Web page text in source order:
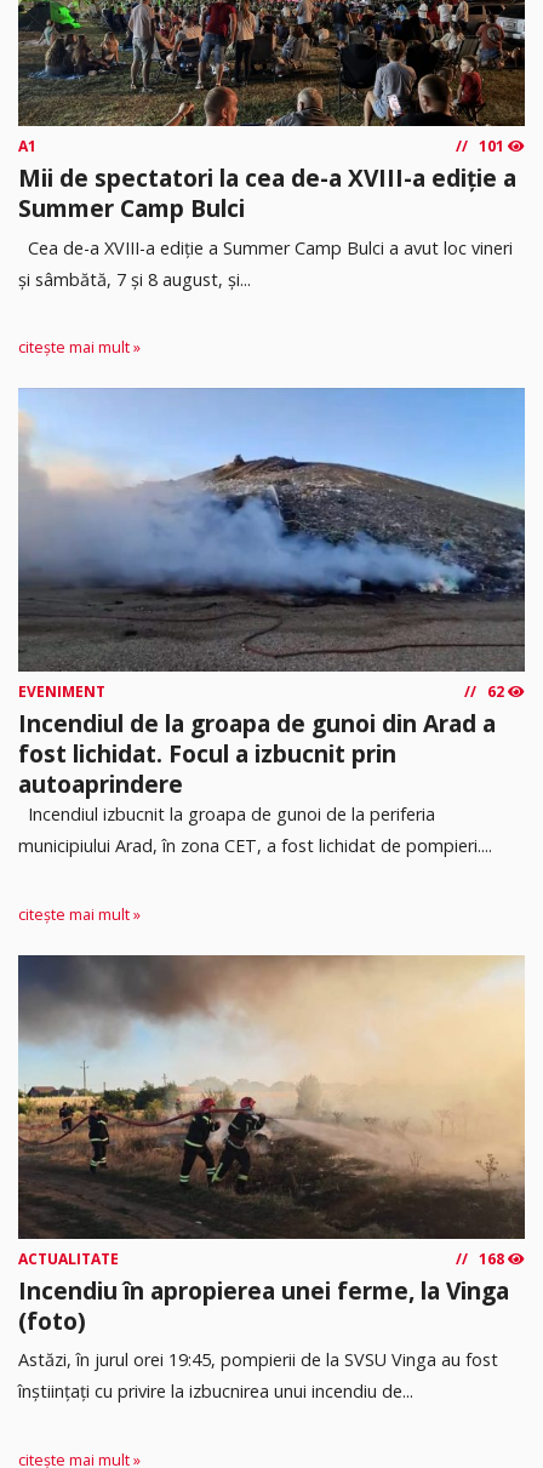
A1 101
Mii de spectatori la cea de-a XVIII-a ediție a
Summer Camp Bulci
Cea de-a XVIII-a ediție a Summer Camp Bulci a avut loc vineri
și sâmbătă, 7 și 8 august, și...
citește mai mult »
EVENIMENT 62
Incendiul de la groapa de gunoi din Arad a
fost lichidat. Focul a izbucnit prin
autoaprindere
Incendiul izbucnit la groapa de gunoi de la periferia
municipiului Arad, în zona CET, a fost lichidat de pompieri....
citește mai mult »
ACTUALITATE 168
Incendiu în apropierea unei ferme, la Vinga
(foto)
Astăzi, în jurul orei 19:45, pompierii de la SVSU Vinga au fost
înștiințați cu privire la izbucnirea unui incendiu de...
citește mai mult »